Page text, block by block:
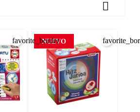

favorite_border
NUEVO